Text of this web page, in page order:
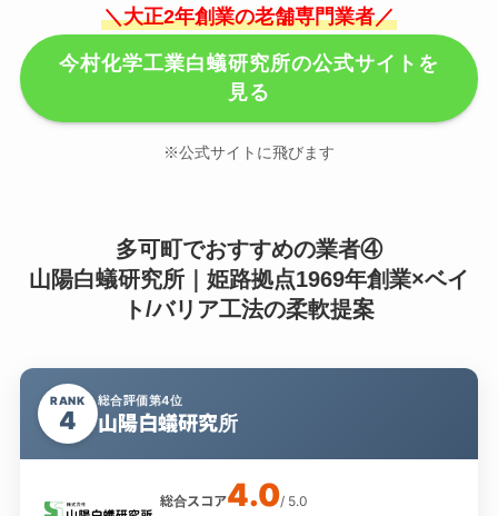
＼大正2年創業の老舗専門業者／
今村化学工業白蟻研究所の公式サイトを
見る
※公式サイトに飛びます
多可町でおすすめの業者④
山陽白蟻研究所｜姫路拠点1969年創業×ベイ
ト/バリア工法の柔軟提案
RANK
4
総合評価第4位
山陽白蟻研究所
総合スコア4.0/ 5.0